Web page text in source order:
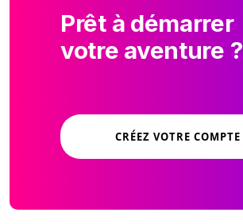
Prêt à démarrer
votre aventure ?
CRÉEZ VOTRE COMPTE